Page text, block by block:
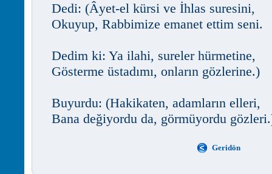
Dedi: (Âyet-el kürsi ve İhlas suresini,
Okuyup, Rabbimize emanet ettim seni.
Dedim ki: Ya ilahi, sureler hürmetine,
Gösterme üstadımı, onların gözlerine.)
Buyurdu: (Hakikaten, adamların elleri,
Bana değiyordu da, görmüyordu
Geridön